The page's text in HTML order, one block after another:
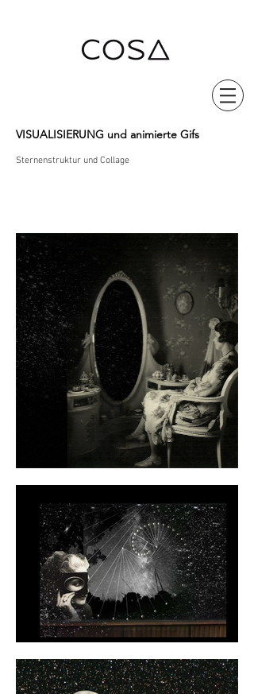
VISUALISIERUNG und animierte Gifs
Sternenstruktur und Collage